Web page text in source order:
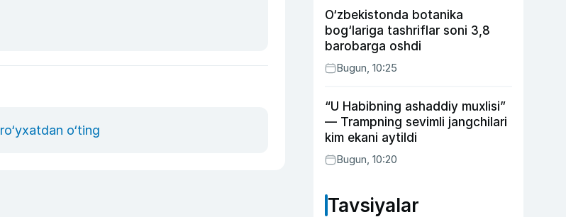
ro‘yxatdan o‘ting
O‘zbekistonda botanika
bog‘lariga tashriflar soni 3,8
barobarga oshdi
Bugun, 10:25
“U Habibning ashaddiy muxlisi”
— Trampning sevimli jangchilari
kim ekani aytildi
Bugun, 10:20
Tavsiyalar